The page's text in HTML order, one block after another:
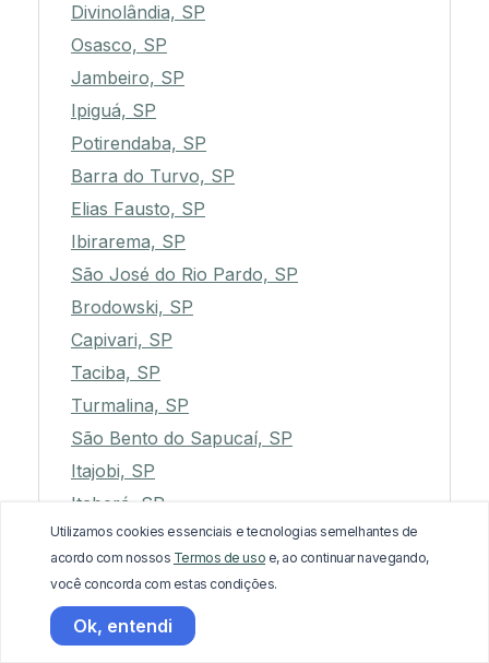
Divinolândia, SP
Osasco, SP
Jambeiro, SP
Ipiguá, SP
Potirendaba, SP
Barra do Turvo, SP
Elias Fausto, SP
Ibirarema, SP
São José do Rio Pardo, SP
Brodowski, SP
Capivari, SP
Taciba, SP
Turmalina, SP
São Bento do Sapucaí, SP
Itajobi, SP
Itaberá, SP
Américo de Campos, SP
Rosana, SP
Itararé, SP
Presidente Prudente, SP
Utilizamos cookies essenciais e tecnologias semelhantes de
acordo com nossos Termos de uso e, ao continuar navegando,
você concorda com estas condições.
Ok, entendi